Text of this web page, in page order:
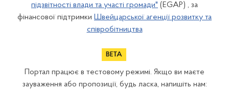
підзвітності влади та участі громади" (EGAP) , за
фінансової підтримки Швейцарської агенції розвитку та
співробітництва
Портал працює в тестовому режимі. Якщо ви маєте
зауваження або пропозиції, будь ласка, напишіть нам: